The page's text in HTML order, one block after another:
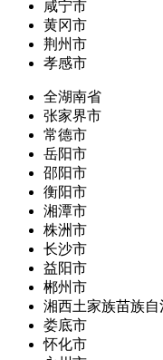
咸宁市
黄冈市
荆州市
孝感市
全湖南省
张家界市
常德市
岳阳市
邵阳市
衡阳市
湘潭市
株洲市
长沙市
益阳市
郴州市
湘西土家族苗族自
娄底市
怀化市